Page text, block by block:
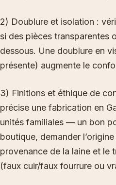
2) Doublure et isolation :
si des pièces transparentes
dessous. Une doublure en
présente) augmente le
3) Finitions et éthique de
précise une fabrication en
unités familiales — un bon
boutique, demander
provenance de la laine et le
(faux cuir/faux fourrure ou